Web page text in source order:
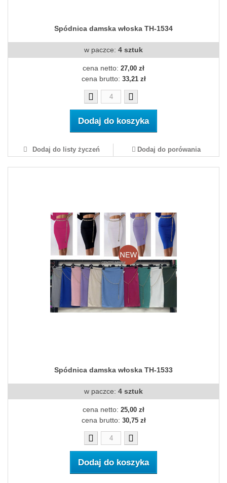
Spódnica damska włoska TH-1534
w paczce: 4 sztuk
cena netto: 27,00 zł
cena brutto: 33,21 zł
Dodaj do koszyka
Dodaj do listy życzeń Dodaj do porówania
Spódnica damska włoska TH-1533
w paczce: 4 sztuk
cena netto: 25,00 zł
cena brutto: 30,75 zł
Dodaj do koszyka